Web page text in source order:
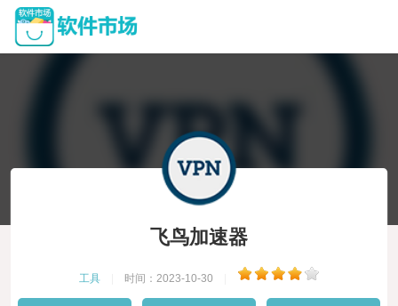
飞鸟加速器
工具 时间：2023-10-30